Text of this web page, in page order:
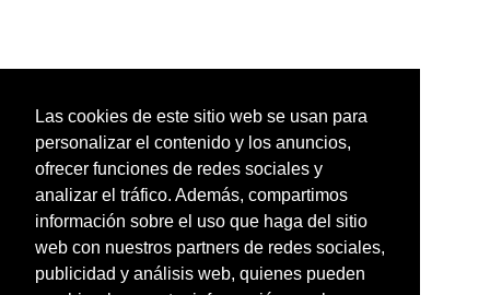
Las cookies de este sitio web se usan para
personalizar el contenido y los anuncios,
ofrecer funciones de redes sociales y
analizar el tráfico. Además, compartimos
información sobre el uso que haga del sitio
web con nuestros partners de redes sociales,
publicidad y análisis web, quienes pueden